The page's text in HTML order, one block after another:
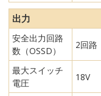
出力
安全出力回路
数（OSSD）
2回路
最大スイッチ
電圧
18V